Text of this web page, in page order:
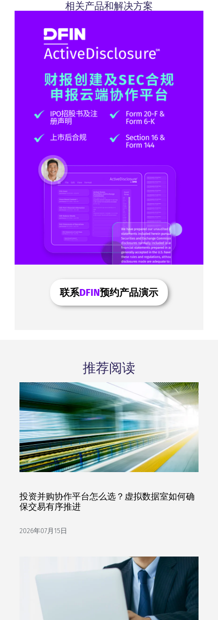
相关产品和解决方案
联系DFIN预约产品演示
推荐阅读
投资并购协作平台怎么选？虚拟数据室如何确
保交易有序推进
2026年07月15日